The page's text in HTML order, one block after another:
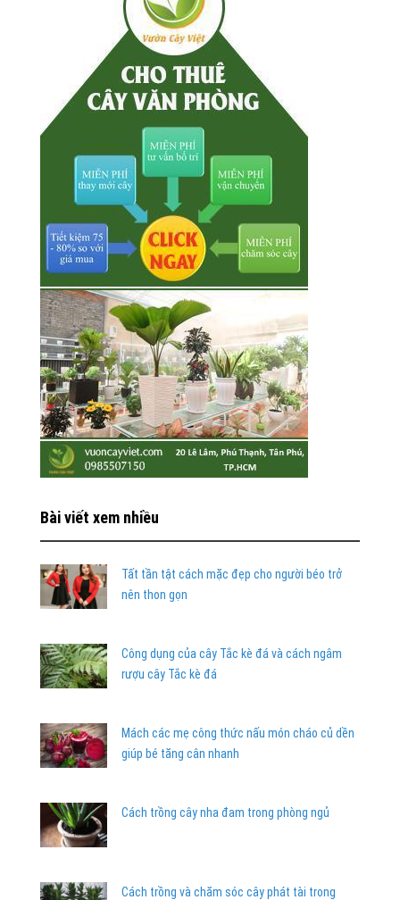
Bài viết xem nhiều
Tất tần tật cách mặc đẹp cho người béo trở
nên thon gọn
Công dụng của cây Tắc kè đá và cách ngâm
rượu cây Tắc kè đá
Mách các mẹ công thức nấu món cháo củ dền
giúp bé tăng cân nhanh
Cách trồng cây nha đam trong phòng ngủ
Cách trồng và chăm sóc cây phát tài trong